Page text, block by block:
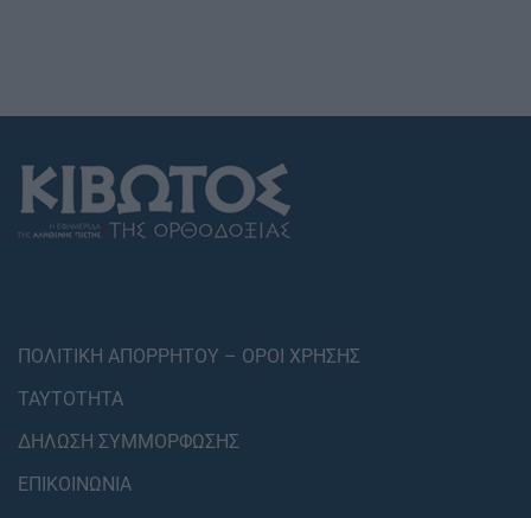
ΠΟΛΙΤΙΚΗ ΑΠΟΡΡΗΤΟΥ – ΟΡΟΙ ΧΡΗΣΗΣ
ΤΑΥΤΟΤΗΤΑ
ΔΗΛΩΣΗ ΣΥΜΜΟΡΦΩΣΗΣ
ΕΠΙΚΟΙΝΩΝΙΑ